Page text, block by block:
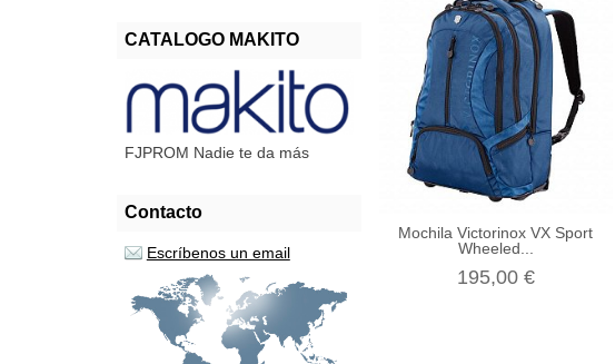
CATALOGO MAKITO
FJPROM Nadie te da más
Contacto
Escríbenos un email
Mochila Victorinox VX Sport
Wheeled...
195,00 €